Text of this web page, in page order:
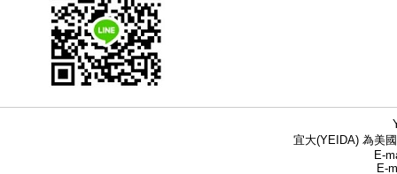
宜大(YEIDA) 為美
E-
E-